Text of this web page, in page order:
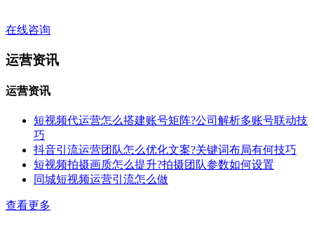
在线咨询
运营资讯
运营资讯
短视频代运营怎么搭建账号矩阵?公司解析多账号联动技
巧
抖音引流运营团队怎么优化文案?关键词布局有何技巧
短视频拍摄画质怎么提升?拍摄团队参数如何设置
同城短视频运营引流怎么做
查看更多